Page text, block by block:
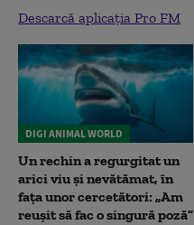
Descarcă aplicația Pro FM
DIGI ANIMAL WORLD
Un rechin a regurgitat un
arici viu și nevătămat, în
fața unor cercetători: „Am
reușit să fac o singură poză”